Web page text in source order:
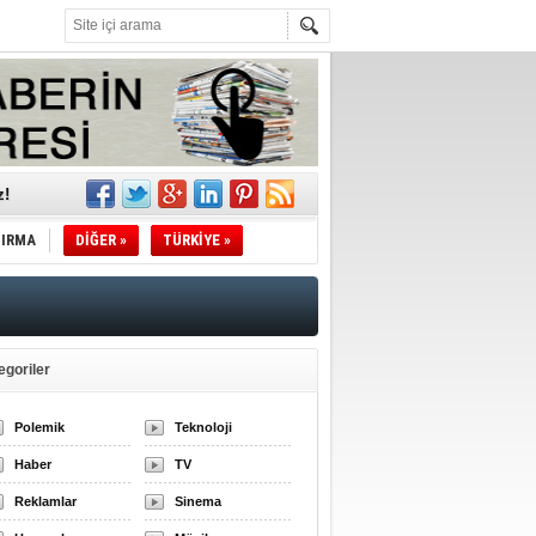
DİĞER » TÜRKİYE »
Polemik Teknoloji
Haber TV
Reklamlar Sinema